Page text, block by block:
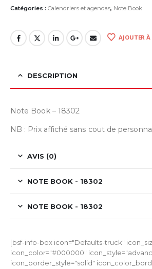
Catégories : Calendriers et agendas, Note Book
AJOUTER
DESCRIPTION
Note Book – 18302
NB : Prix affiché sans cout de
AVIS (0)
NOTE BOOK - 18302
NOTE BOOK - 18302
[bsf-info-box icon="Defaults-truck"
icon_color="#000000"
icon_border_style="solid"